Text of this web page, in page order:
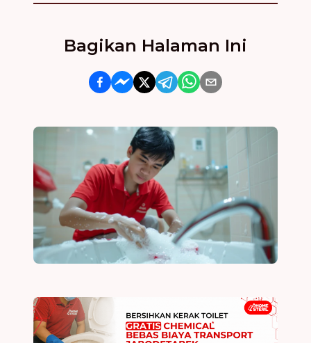
Bagikan Halaman Ini